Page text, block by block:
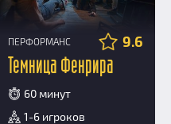
ПЕРФОРМАНС 9.6
Темница Фенрира
60 минут
1-6 игроков